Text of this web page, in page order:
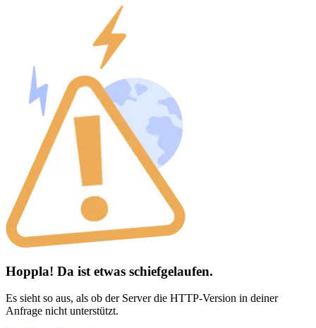
Hoppla! Da ist etwas schiefgelaufen.
Es sieht so aus, als ob der Server die HTTP-Version in deiner
Anfrage nicht unterstützt.